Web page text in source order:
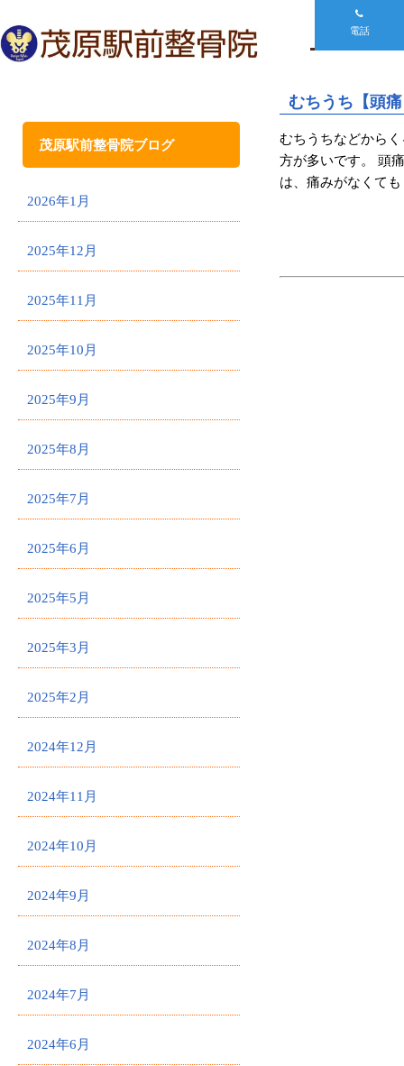
電話
むちうち【頭
むちうちなどから
方が多いです。 頭
は、痛みがなくて
茂原駅前整骨院ブログ
2026年1月
2025年12月
2025年11月
2025年10月
2025年9月
2025年8月
2025年7月
2025年6月
2025年5月
2025年3月
2025年2月
2024年12月
2024年11月
2024年10月
2024年9月
2024年8月
2024年7月
2024年6月